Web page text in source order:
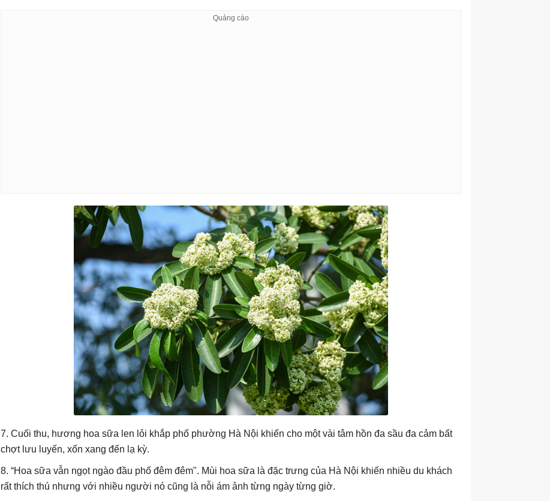
7. Cuối thu, hương hoa sữa len lỏi khắp phố phường Hà Nội khiến cho một vài tâm hồn đa sầu đa cảm bất
chợt lưu luyến, xốn xang đến lạ kỳ.
8. “Hoa sữa vẫn ngọt ngào đầu phố đêm đêm". Mùi hoa sữa là đặc trưng của Hà Nội khiến nhiều du khách
rất thích thú nhưng với nhiều người nó cũng là nỗi ám ảnh từng ngày từng giờ.